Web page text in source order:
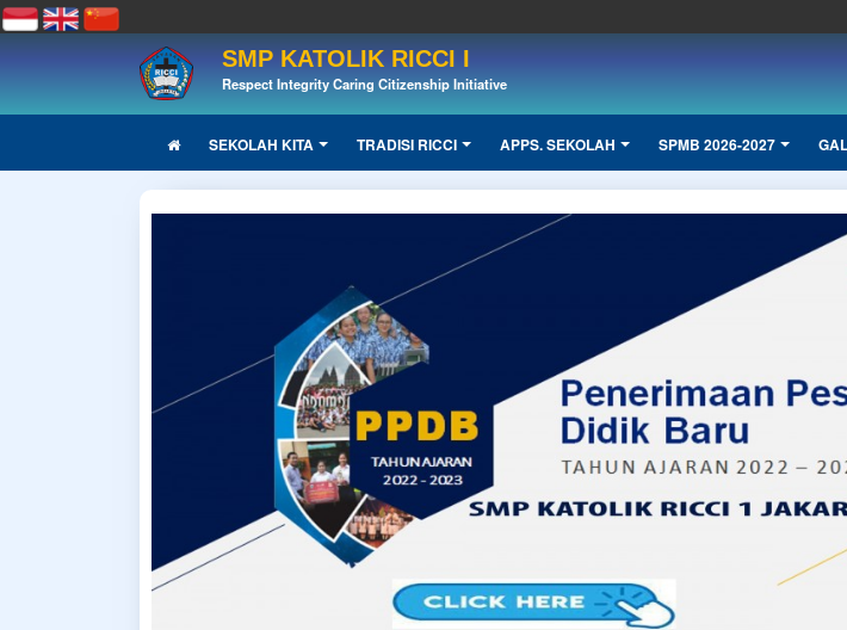
SMP KATOLIK RICCI I
Respect Integrity Caring Citizenship Initiative
SEKOLAH KITA TRADISI RICCI APPS. SEKOLAH SPMB 2026-2027